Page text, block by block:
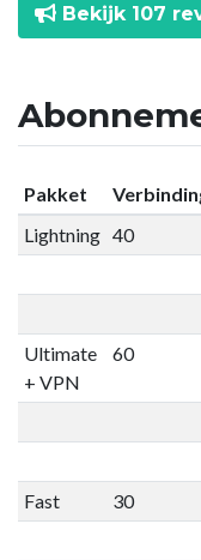
Bekijk 107
Pakket
Lightning 40
Ultimate
+ VPN
60
Fast 30